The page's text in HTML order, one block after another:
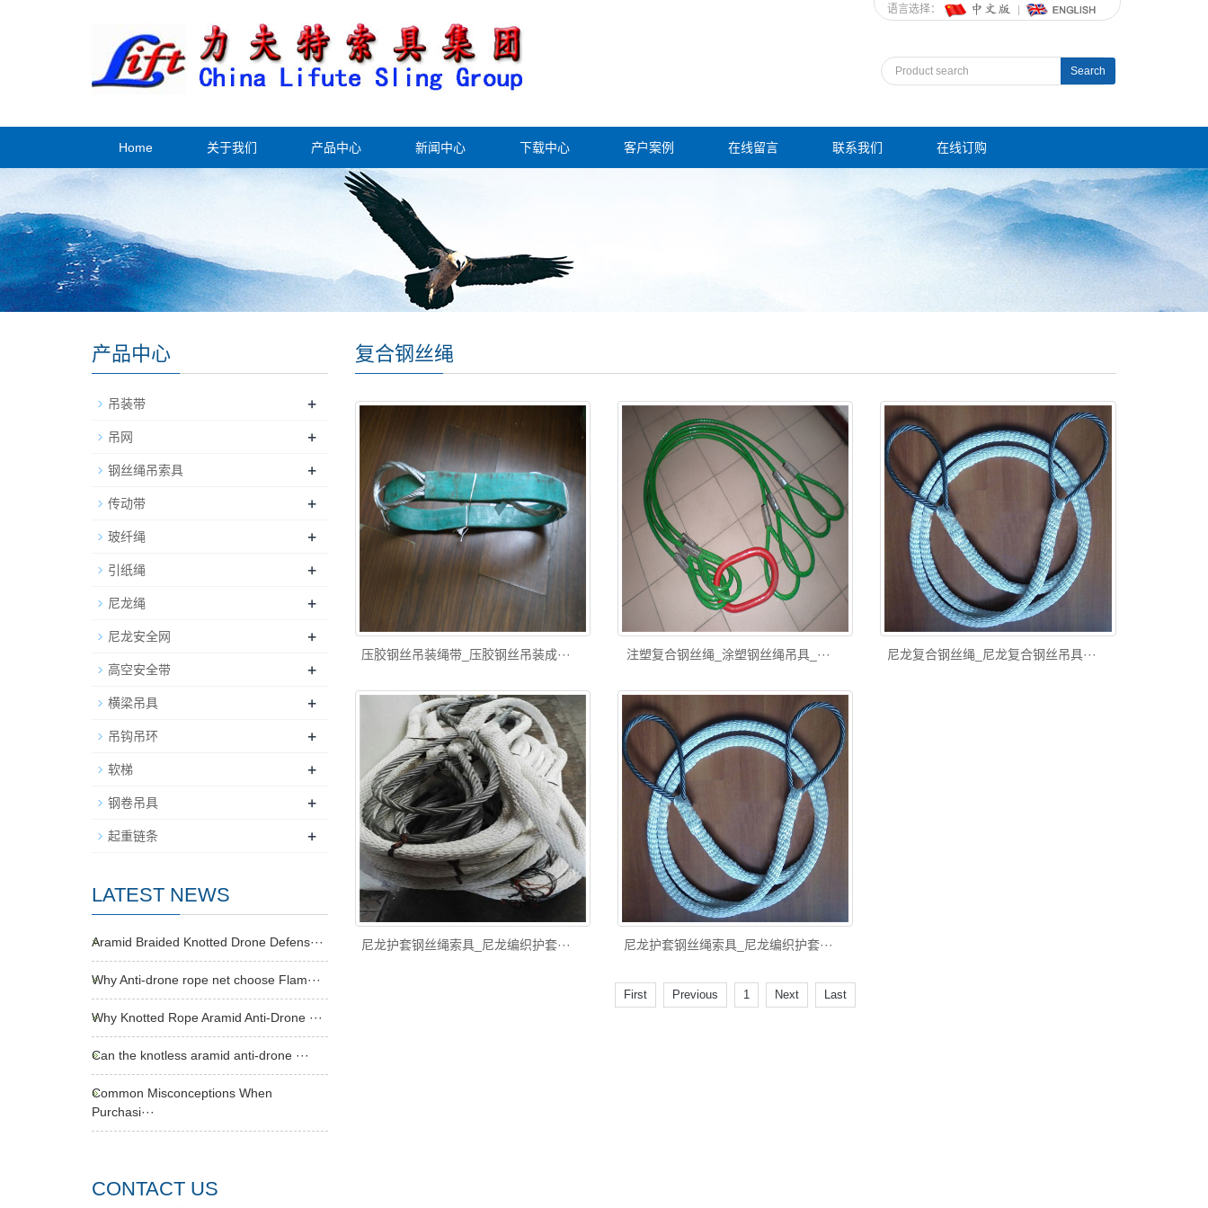
语言选择：
Search
Home 关于我们 产品中心 新闻中心 下载中心 客户案例 在线留言 联系我们 在线订购
复合钢丝绳
压胶钢丝吊装绳带_压胶钢丝吊装成··· 注塑复合钢丝绳_涂塑钢丝绳吊具_··· 尼龙复合钢丝绳_尼龙复合钢丝吊具···
尼龙护套钢丝绳索具_尼龙编织护套··· 尼龙护套钢丝绳索具_尼龙编织护套···
First Previous 1 Next Last
产品中心
吊装带 +
吊网 +
钢丝绳吊索具 +
传动带 +
玻纤绳 +
引纸绳 +
尼龙绳 +
尼龙安全网 +
高空安全带 +
横梁吊具 +
吊钩吊环 +
软梯 +
钢卷吊具 +
起重链条 +
LATEST NEWS
Aramid Braided Knotted Drone Defens···
Why Anti-drone rope net choose Flam···
Why Knotted Rope Aramid Anti-Drone ···
Can the knotless aramid anti-drone ···
Common Misconceptions When
Purchasi···
CONTACT US